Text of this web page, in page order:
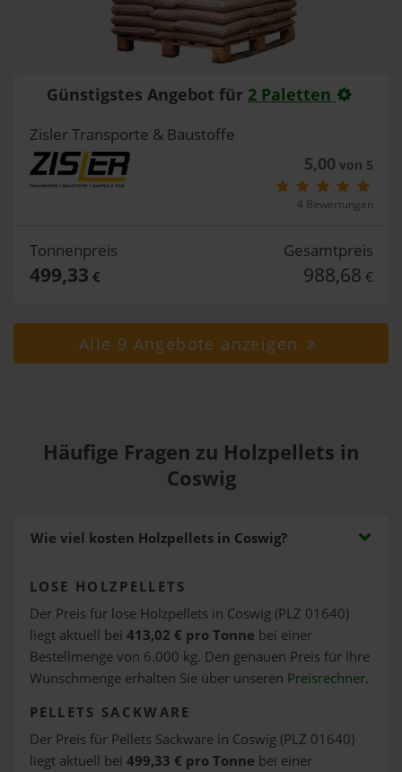
Günstigstes Angebot für 2 Paletten
Zisler Transporte & Baustoffe
5,00 von 5
4 Bewertungen
Tonnenpreis
499,33 €
Gesamtpreis
988,68 €
Alle 9 Angebote anzeigen
Häufige Fragen zu Holzpellets in
Coswig
Wie viel kosten Holzpellets in Coswig?
LOSE HOLZPELLETS
Der Preis für lose Holzpellets in Coswig (PLZ 01640)
liegt aktuell bei 413,02 € pro Tonne bei einer
Bestellmenge von 6.000 kg. Den genauen Preis für Ihre
Wunschmenge erhalten Sie über unseren Preisrechner.
PELLETS SACKWARE
Der Preis für Pellets Sackware in Coswig (PLZ 01640)
liegt aktuell bei 499,33 € pro Tonne bei einer